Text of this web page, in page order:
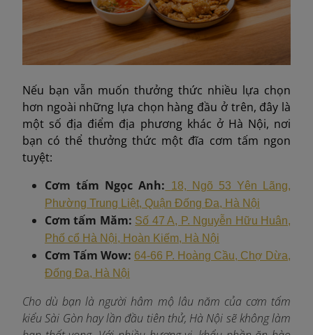
Nếu bạn vẫn muốn thưởng thức nhiều lựa chọn
hơn ngoài những lựa chọn hàng đầu ở trên, đây là
một số địa điểm địa phương khác ở Hà Nội, nơi
bạn có thể thưởng thức một đĩa cơm tấm ngon
tuyệt:
Cơm tấm Ngọc Anh:
18, Ngõ 53 Yên Lãng,
Phường Trung Liệt, Quận Đống Đa, Hà Nội
Cơm tấm Măm: Số 47 A, P. Nguyễn Hữu Huân,
Phố cổ Hà Nội, Hoàn Kiếm, Hà Nội
Cơm Tấm Wow: 64-66 P. Hoàng Cầu, Chợ Dừa,
Đống Đa, Hà Nội
Cho dù bạn là người hâm mộ lâu năm của cơm tấm
kiểu Sài Gòn hay lần đầu tiên thử, Hà Nội sẽ không làm